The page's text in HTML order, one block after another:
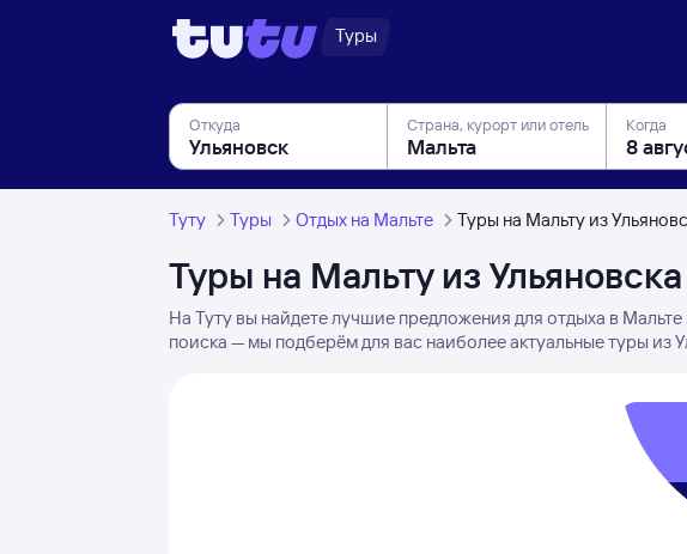
Туры
Откуда Страна, курорт или отель Когда
Туту Туры Отдых на Мальте Туры на Мальту из
Туры на Мальту из Ульяновска
На Туту вы найдете лучшие предложения для отдыха в
поиска — мы подберём для вас наиболее актуальные туры из